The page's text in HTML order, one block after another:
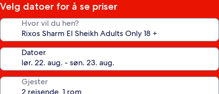
Velg datoer for å se priser
Hvor vil du hen?
Datoer
Gjester